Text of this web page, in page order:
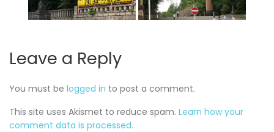
Leave a Reply
You must be logged in to post a comment.
This site uses Akismet to reduce spam. Learn how your
comment data is processed.